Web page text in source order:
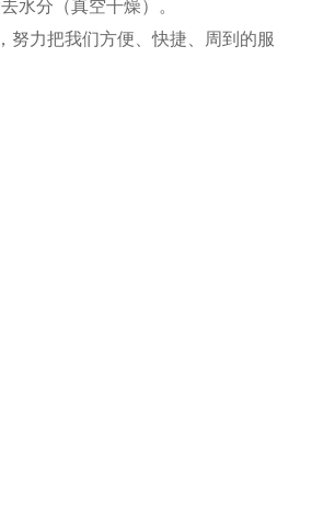
水分（真空干燥）。
努力把我们方便、快捷、周到的服